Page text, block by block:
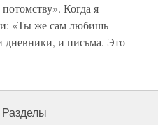
Когда я
«Ты же сам любишь
дневники, и письма. Это
Разделы